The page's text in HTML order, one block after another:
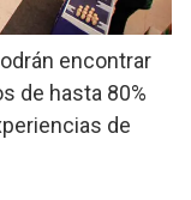
encontrar
de hasta 80%
de